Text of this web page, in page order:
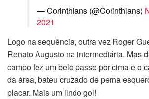
— Corinthians (@Corinthians)
2021
Logo na sequência, outra vez Roger
Renato Augusto na intermediária. Mas
campo fez um belo passe por cima e o
da área, bateu cruzado de perna
placar. Mais um lindo gol!